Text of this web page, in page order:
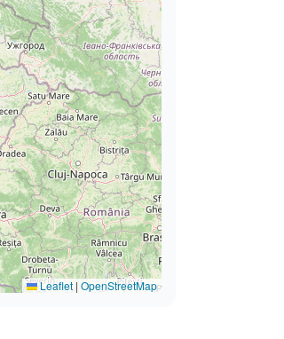
Leaflet | OpenStreetMap